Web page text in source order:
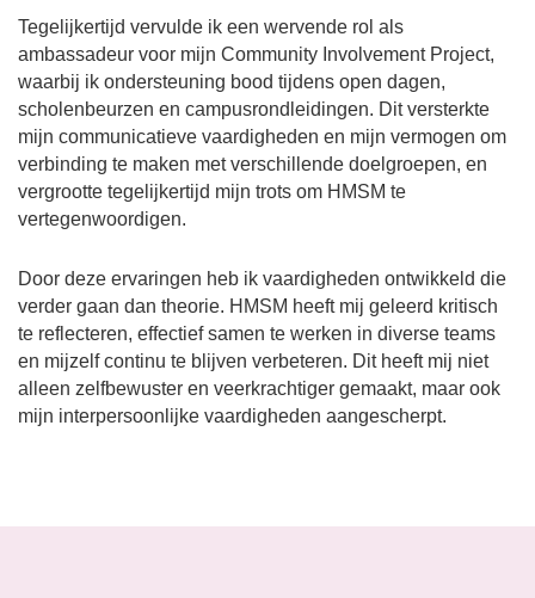
Tegelijkertijd vervulde ik een wervende rol als
ambassadeur voor mijn Community Involvement Project,
waarbij ik ondersteuning bood tijdens open dagen,
scholenbeurzen en campusrondleidingen. Dit versterkte
mijn communicatieve vaardigheden en mijn vermogen om
verbinding te maken met verschillende doelgroepen, en
vergrootte tegelijkertijd mijn trots om HMSM te
vertegenwoordigen.
Door deze ervaringen heb ik vaardigheden ontwikkeld die
verder gaan dan theorie. HMSM heeft mij geleerd kritisch
te reflecteren, effectief samen te werken in diverse teams
en mijzelf continu te blijven verbeteren. Dit heeft mij niet
alleen zelfbewuster en veerkrachtiger gemaakt, maar ook
mijn interpersoonlijke vaardigheden aangescherpt.